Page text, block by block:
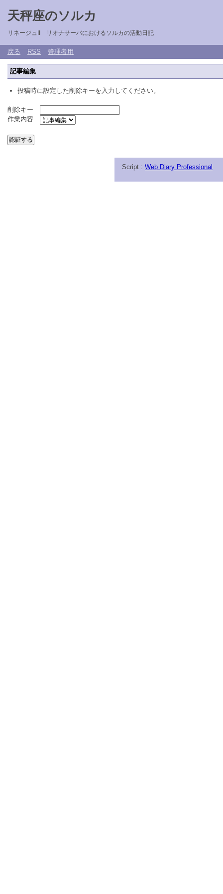
天秤座のソルカ
リネージュII リオナサーバにおけるソルカの活動日記
戻る RSS 管理者用
記事編集
投稿時に設定した削除キーを入力してください。
削除キー
作業内容
Script : Web Diary Professional